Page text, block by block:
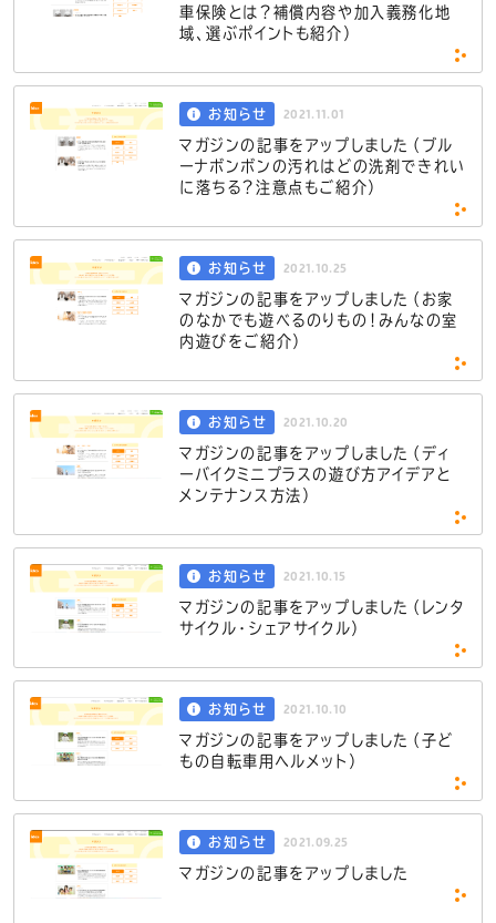
車保険とは？補償内容や加入義務化地
域、選ぶポイントも紹介）
お知らせ 2021.11.01
マガジンの記事をアップしました（ブル
ーナボンボンの汚れはどの洗剤できれい
に落ちる？注意点もご紹介）
お知らせ 2021.10.25
マガジンの記事をアップしました（お家
のなかでも遊べるのりもの！みんなの室
内遊びをご紹介）
お知らせ 2021.10.20
マガジンの記事をアップしました（ディ
ーバイクミニプラスの遊び方アイデアと
メンテナンス方法）
お知らせ 2021.10.15
マガジンの記事をアップしました（レンタ
サイクル・シェアサイクル）
お知らせ 2021.10.10
マガジンの記事をアップしました（子ど
もの自転車用ヘルメット）
お知らせ 2021.09.25
マガジンの記事をアップしました